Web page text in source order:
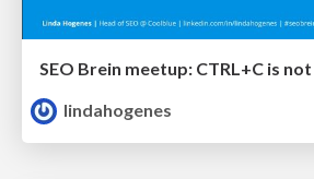
lindahogenes